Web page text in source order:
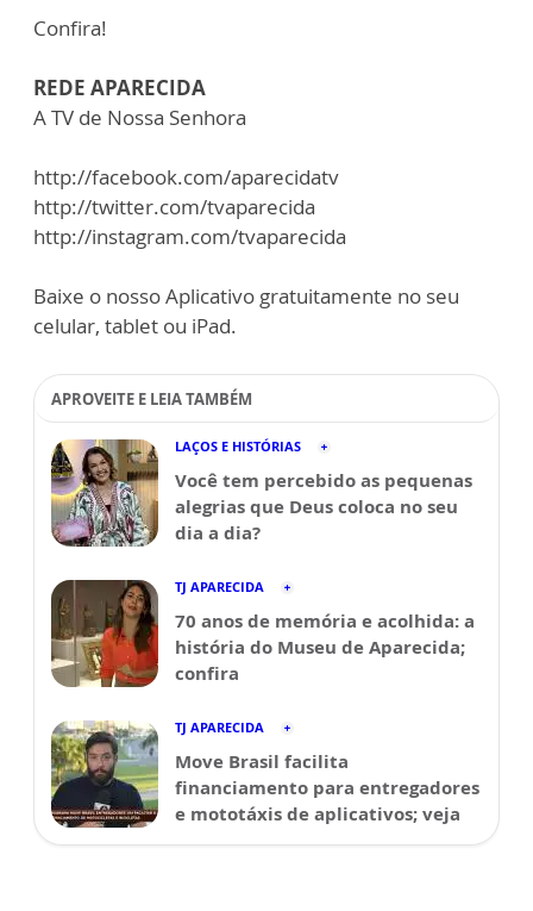
Confira!
REDE APARECIDA
A TV de Nossa Senhora
http://facebook.com/aparecidatv
http://twitter.com/tvaparecida
http://instagram.com/tvaparecida
Baixe o nosso Aplicativo gratuitamente no seu
celular, tablet ou iPad.
APROVEITE E LEIA TAMBÉM
LAÇOS E HISTÓRIAS
Você tem percebido as pequenas
alegrias que Deus coloca no seu
dia a dia?
TJ APARECIDA
70 anos de memória e acolhida: a
história do Museu de Aparecida;
confira
TJ APARECIDA
Move Brasil facilita
financiamento para entregadores
e mototáxis de aplicativos; veja